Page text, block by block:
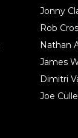
Jonny
Rob
Nathan
James
Dimitri
Joe